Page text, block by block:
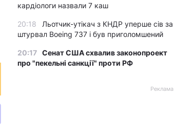
кардіологи назвали 7 каш
20:18
Льотчик-утікач з КНДР уперше сів за
штурвал Boeing 737 і був приголомшений
20:17 Сенат США схвалив законопроект
про "пекельні санкції" проти РФ
Реклама